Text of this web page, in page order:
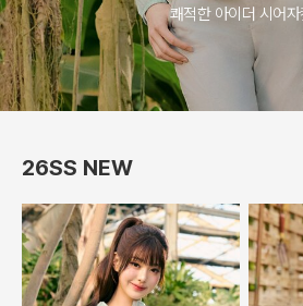
쾌적한 아이더 시어자
26SS NEW